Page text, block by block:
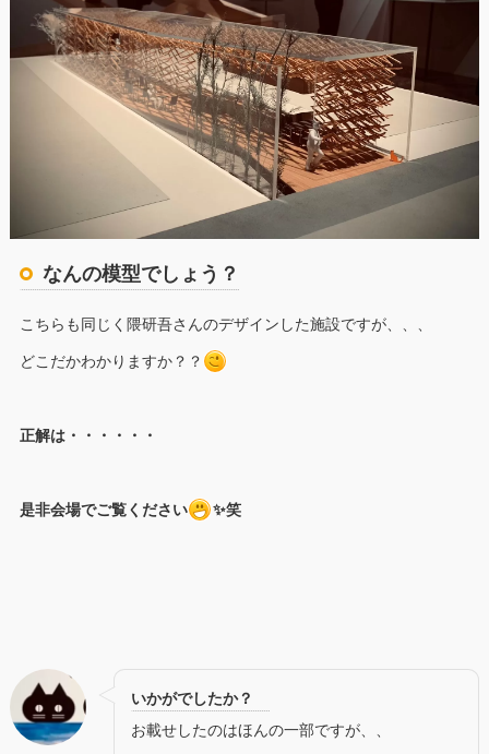
なんの模型でしょう？
こちらも同じく隈研吾さんのデザインした施設ですが、、、
どこだかわかりますか？？
正解は・・・・・・
是非会場でご覧ください ✨笑
いかがでしたか？
お載せしたのはほんの一部ですが、、